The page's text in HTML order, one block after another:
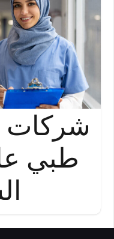
شركات
طبي